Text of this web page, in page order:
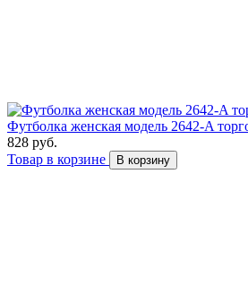
Футболка женская модель 2642-A
828 руб.
Товар в корзине
В корзину